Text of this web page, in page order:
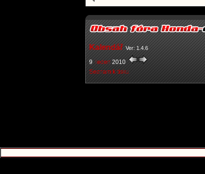
Kalendář Ver: 1.4.6
9 leden 2010
Seznam k tisku